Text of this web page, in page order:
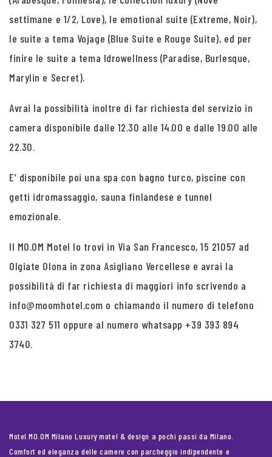
settimane e 1/2, Love), le emotional suite (Extreme, Noir),
le suite a tema Vojage (Blue Suite e Rouge Suite), ed per
finire le suite a tema Idrowellness (Paradise, Burlesque,
Marylin e Secret).
Avrai la possibilità inoltre di far richiesta del servizio in
camera disponibile dalle 12.30 alle 14.00 e dalle 19.00 alle
22.30.
E’ disponibile poi una spa con bagno turco, piscine con
getti idromassaggio, sauna finlandese e tunnel
emozionale.
Il MO.OM Motel lo trovi in Via San Francesco, 15 21057 ad
Olgiate Olona in zona Asigliano Vercellese e avrai la
possibilità di far richiesta di maggiori info scrivendo a
info@moomhotel.com o chiamando il numero di telefono
0331 327 511 oppure al numero whatsapp +39 393 894
3740.
Motel MO.OM Milano Luxury motel & design a pochi passi da Milano.
Comfort ed eleganza delle camere con parcheggio indipendente e